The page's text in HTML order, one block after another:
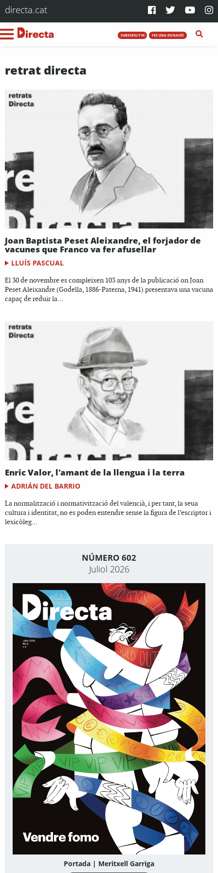
directa.cat
SUBSCRIU-T'HI FES UNA DONACIÓ
retrat directa
Joan Baptista Peset Aleixandre, el forjador de
vacunes que Franco va fer afusellar
LLUÍS PASCUAL
El 30 de novembre es compleixen 103 anys de la publicació on Joan
Peset Aleixandre (Godella, 1886-Paterna, 1941) presentava una vacuna
capaç de reduir la...
Enric Valor, l'amant de la llengua i la terra
ADRIÁN DEL BARRIO
La normalització i normativització del valencià, i per tant, la seua
cultura i identitat, no es poden entendre sense la figura de l’escriptor i
lexicòleg...
NÚMERO 602
Juliol 2026
Portada | Meritxell Garriga